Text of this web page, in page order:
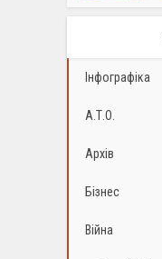
Інфографіка
А.Т.О.
Архів
Бізнес
Війна